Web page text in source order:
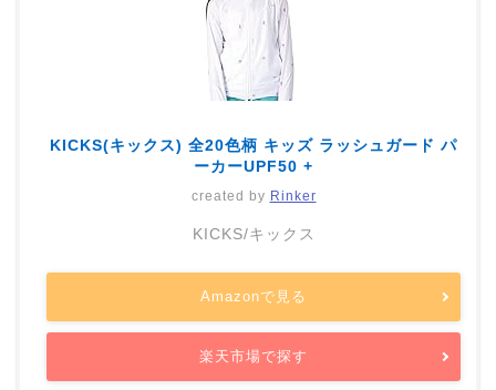
KICKS(キックス) 全20色柄 キッズ ラッシュガード パ
ーカーUPF50 +
created by Rinker
KICKS/キックス
Amazonで見る
楽天市場で探す